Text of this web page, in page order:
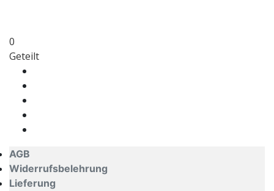
0
Geteilt
AGB
Widerrufsbelehrung
Lieferung